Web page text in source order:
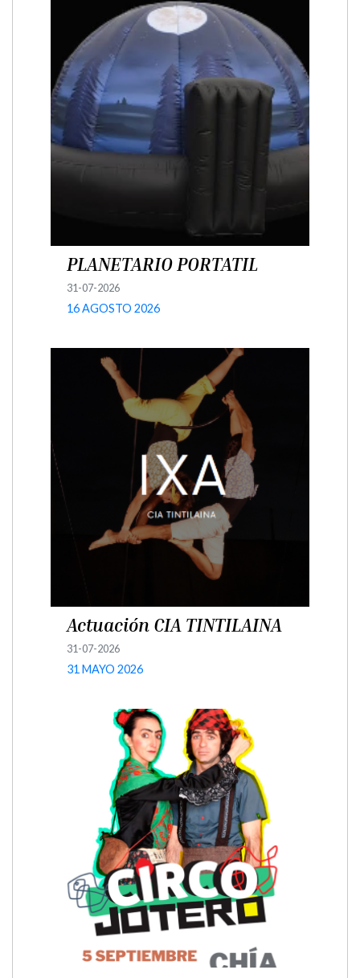
PLANETARIO PORTATIL
31-07-2026
16 AGOSTO 2026
Actuación CIA TINTILAINA
31-07-2026
31 MAYO 2026